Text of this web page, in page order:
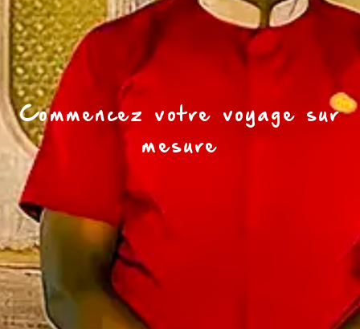
Commencez votre voyage sur
mesure